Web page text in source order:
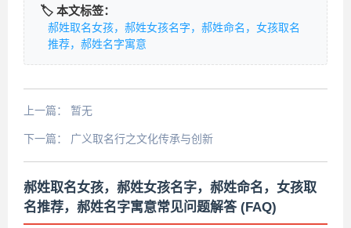
🏷️ 本文标签：
郝姓取名女孩，郝姓女孩名字，郝姓命名，女孩取名
推荐，郝姓名字寓意
上一篇： 暂无
下一篇： 广义取名行之文化传承与创新
郝姓取名女孩，郝姓女孩名字，郝姓命名，女孩取
名推荐，郝姓名字寓意常见问题解答 (FAQ)